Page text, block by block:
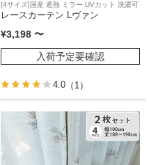
[4サイズ]国産 遮熱 ミラー UVカット 洗濯可
レースカーテン Lヴァン
¥3,198 〜
入荷予定要確認
4.0 （1）